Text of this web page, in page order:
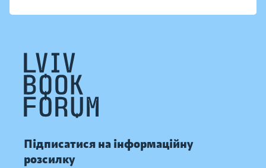
Підписатися на інформаційну
розсилку